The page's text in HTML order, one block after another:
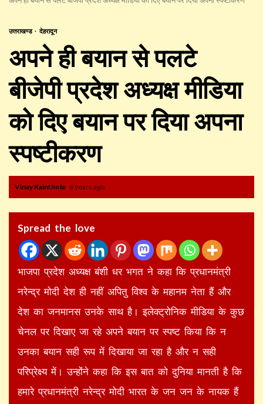
उत्तराखण्ड देहरादून
अपने ही बयान से पलटे
बीजेपी प्रदेश अध्यक्ष मीडिया
को दिए बयान पर दिया अपना
स्पष्टीकरण
Vinay Kainthola 6 years ago
Spread the love
भाजपा प्रदेश अध्यक्ष बंशी धर भगत ने कहा कि प्रधानमंत्री
नरेन्द्र मोदी देश ही नहीं अपितु विश्व के महानम नेता हैं और
देश का जनमानस उनके साथ है। इलेक्ट्रोनिक मीडिया के कुछ
चेनल पर दिखाए जा रहे अपने बयान पर स्पष्ट किया कि न
उनका बयान सही रूप में दिखाया जा रहा है और न सही
परिप्रेक्ष्य में। उन्होंने कहा कि इस बात को दुनिया मानती है कि
हमारे प्रधानमंत्री नरेन्द्र मोदी भारत के जन जन के नायक हैं